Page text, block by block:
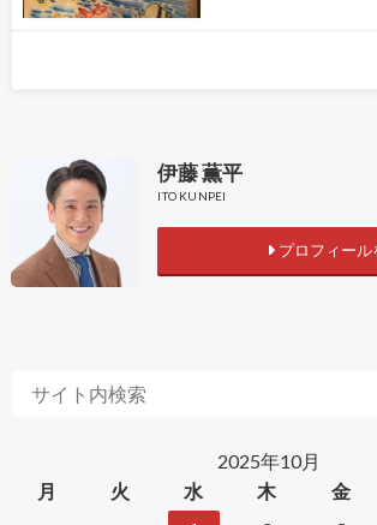
伊藤 薫平
ITO KUNPEI
プロフィール
2025年10月
月
火 水 木 金